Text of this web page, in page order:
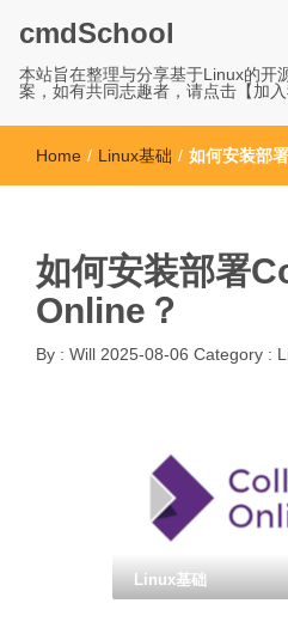
cmdSchool
本站旨在整理与分享基于Linux的开
案，如有共同志趣者，请点击【加入
Home / Linux基础 / 如何安装部
如何安装部署
Online？
By : Will 2025-08-06 Category :
Linux基础